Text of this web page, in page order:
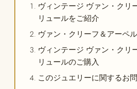
ヴィンテージ ヴァン・クリ
リュールをご紹介
ヴァン・クリーフ＆アーペ
ヴィンテージ ヴァン・クリ
リュールのご購入
このジュエリーに関するお